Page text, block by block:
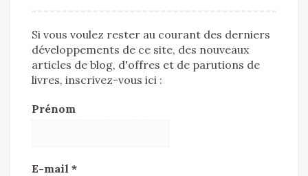
Si vous voulez rester au courant des derniers
développements de ce site, des nouveaux
articles de blog, d'offres et de parutions de
livres, inscrivez-vous ici :
Prénom
E-mail *